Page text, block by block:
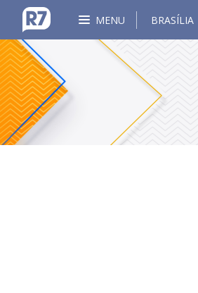
MENU BRASÍLIA